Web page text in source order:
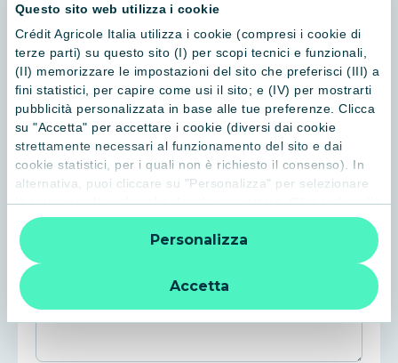
Questo sito web utilizza i cookie
Crédit Agricole Italia utilizza i cookie (compresi i cookie di
terze parti) su questo sito (I) per scopi tecnici e funzionali,
(II) memorizzare le impostazioni del sito che preferisci (III) a
fini statistici, per capire come usi il sito; e (IV) per mostrarti
pubblicità personalizzata in base alle tue preferenze. Clicca
su "Accetta" per accettare i cookie (diversi dai cookie
strettamente necessari al funzionamento del sito e dai
cookie statistici, per i quali non è richiesto il consenso). In
alternativa, puoi cliccare su "Personalizza" per selezionare
le categorie di cookie che desideri accettare. Cliccando sulla
“X” le impostazioni predefinite vengono lasciate invariate e
quindi la navigazione può continuare senza cookie o altri
strumenti di tracciamento diversi da quelli tecnici. Per
ulteriori informazioni:
informativa privacy
Accetta
Personalizza
Nome*
Cognome*
Email*
Note*